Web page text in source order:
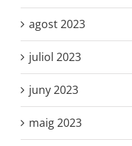
agost 2023
juliol 2023
juny 2023
maig 2023